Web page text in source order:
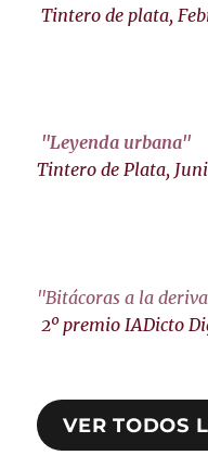
Tintero de plata,
"Leyenda urbana"
Tintero de Plata,
"Bitácoras a la
2º premio IADicto
VER TODOS